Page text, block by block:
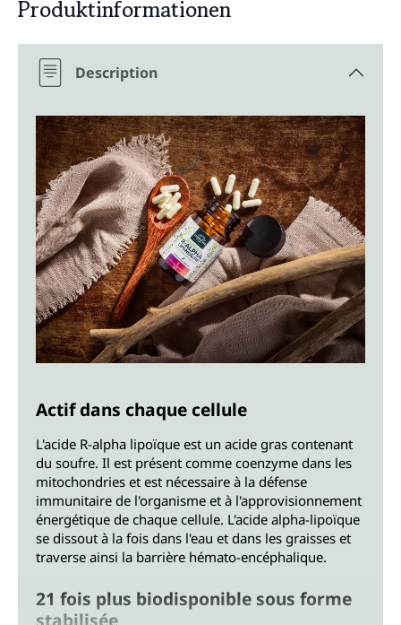
Produktinformationen
Description
Actif dans chaque cellule
L'acide R-alpha lipoïque est un acide gras contenant
du soufre. Il est présent comme coenzyme dans les
mitochondries et est nécessaire à la défense
immunitaire de l'organisme et à l'approvisionnement
énergétique de chaque cellule. L'acide alpha-lipoïque
se dissout à la fois dans l'eau et dans les graisses et
traverse ainsi la barrière hémato-encéphalique.
21 fois plus biodisponible sous forme